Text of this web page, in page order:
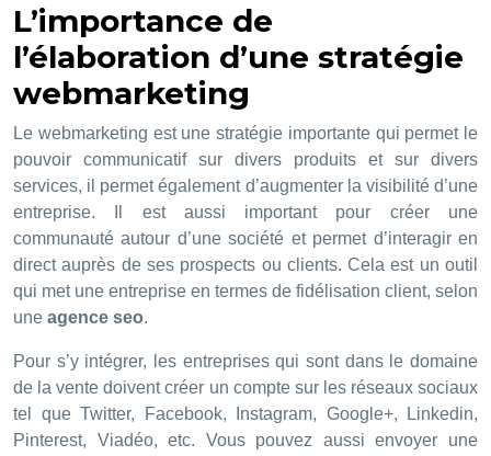
L’importance de
l’élaboration d’une stratégie
webmarketing
Le webmarketing est une stratégie importante qui permet le
pouvoir communicatif sur divers produits et sur divers
services, il permet également d’augmenter la visibilité d’une
entreprise. Il est aussi important pour créer une
communauté autour d’une société et permet d’interagir en
direct auprès de ses prospects ou clients. Cela est un outil
qui met une entreprise en termes de fidélisation client, selon
une agence seo.
Pour s’y intégrer, les entreprises qui sont dans le domaine
de la vente doivent créer un compte sur les réseaux sociaux
tel que Twitter, Facebook, Instagram, Google+, Linkedin,
Pinterest, Viadéo, etc. Vous pouvez aussi envoyer une